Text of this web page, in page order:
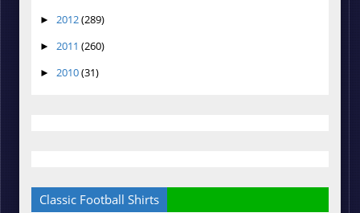
► 2012(289)
► 2011 (260)
► 2010(31)
Classic Football Shirts